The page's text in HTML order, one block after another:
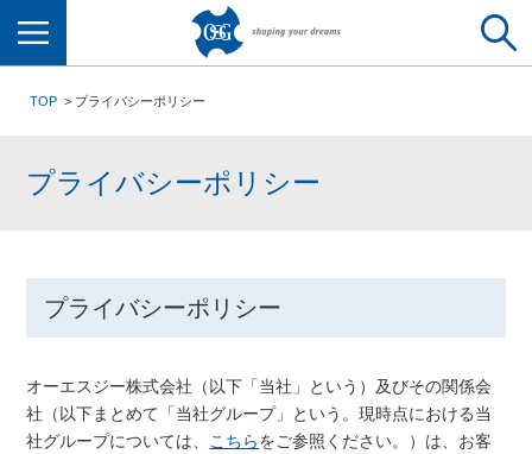
TOP プライバシーポリシー
プライバシーポリシー
プライバシーポリシー
オーエスジー株式会社（以下「当社」という）及びその関係会
社（以下まとめて「当社グループ」という。現時点における当
社グループについては、
こちらをご参照ください。）は、お客